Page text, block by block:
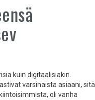
kuin digitaalisiakin.
varsinaista asiaani, sitä
oli vanha